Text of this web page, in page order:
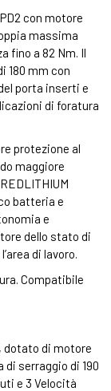
con motore
massima
fino a 82 Nm. Il
180 mm con
porta inserti e
di foratura
protezione al
maggiore
batteria e
e
dello stato di
di lavoro.
Compatibile
dotato di motore
serraggio di 190
e 3 Velocità